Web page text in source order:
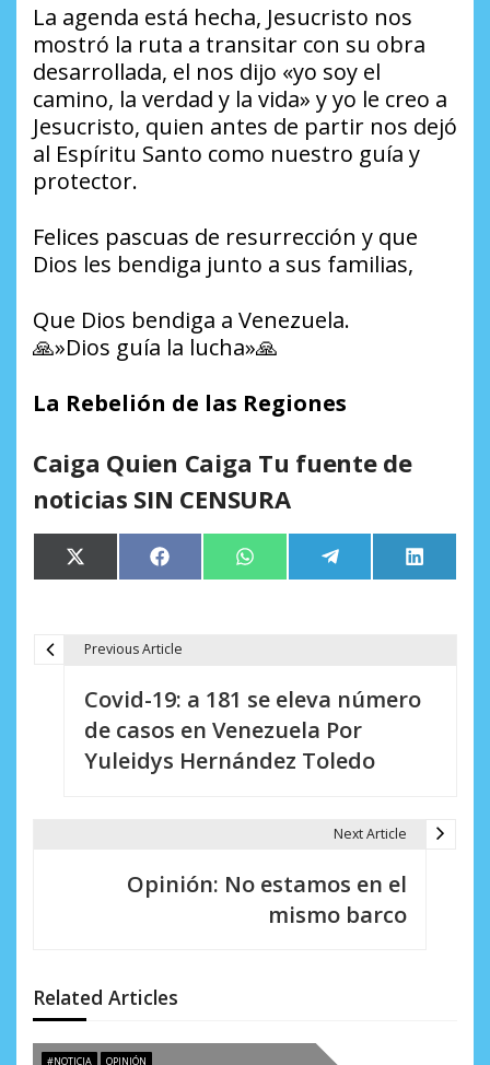
La agenda está hecha, Jesucristo nos
mostró la ruta a transitar con su obra
desarrollada, el nos dijo «yo soy el
camino, la verdad y la vida» y yo le creo a
Jesucristo, quien antes de partir nos dejó
al Espíritu Santo como nuestro guía y
protector.
Felices pascuas de resurrección y que
Dios les bendiga junto a sus familias,
Que Dios bendiga a Venezuela.
🙏»Dios guía la lucha»🙏
La Rebelión de las Regiones
Caiga Quien Caiga Tu fuente de
noticias SIN CENSURA
Compartir
en
X
(Twitter)
Compartir
en
Facebook Compartir
en
WhatsApp Compartir
en
Telegram
en
LinkedIn
ó
n
Previous Article
Covid-19: a 181 se eleva número
de casos en Venezuela Por
Yuleidys Hernández Toledo
Next Article
Opinión: No estamos en el
mismo barco
Related Articles
#NOTICIA OPINIÓN